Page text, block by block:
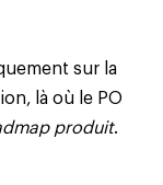
sur la
là où le PO
produit.